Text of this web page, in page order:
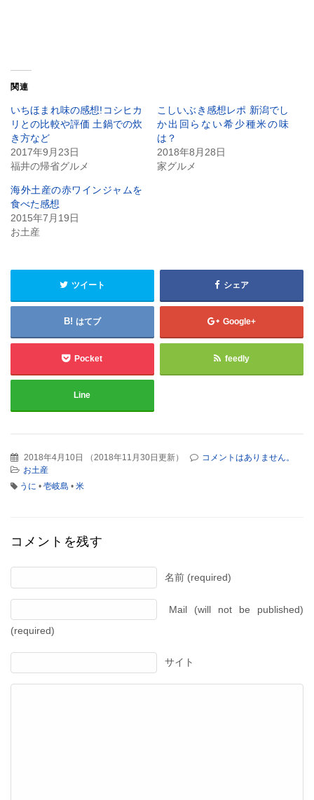
関連
いちほまれ味の感想!コシヒカ
リとの比較や評価 土鍋での炊
き方など
2017年9月23日
福井の帰省グルメ
こしいぶき感想レポ 新潟でし
か出回らない希少種米の味
は？
2018年8月28日
家グルメ
海外土産の赤ワインジャムを
食べた感想
2015年7月19日
お土産
ツイート シェア
はてブ Google+
Pocket feedly
Line
2018年4月10日 （ 2018年11月30日更新）
コメントはありません。
お土産
うに • 壱岐島 • 米
コメントを残す
名前 (required)
Mail (will not be published)
(required)
サイト